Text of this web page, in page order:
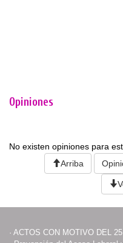
Opiniones
No existen opiniones para
Arriba
· ACTOS CON MOTIVO DEL